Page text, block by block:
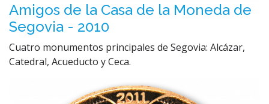
Amigos de la Casa de la Moneda de
Segovia - 2010
Cuatro monumentos principales de Segovia: Alcázar,
Catedral, Acueducto y Ceca.